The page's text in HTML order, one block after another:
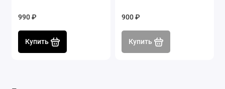
990 ₽
Купить
900 ₽
Купить